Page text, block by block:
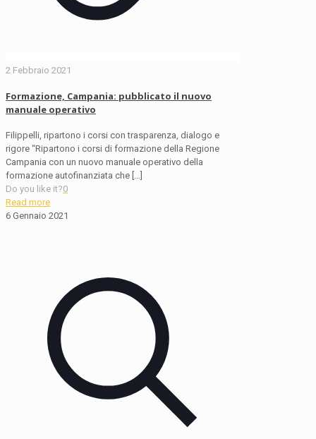
2 Febbraio 2021
Formazione, Campania: pubblicato il nuovo
manuale operativo
Filippelli, ripartono i corsi con trasparenza, dialogo e
rigore “Ripartono i corsi di formazione della Regione
Campania con un nuovo manuale operativo della
formazione autofinanziata che
Do you like it?0
Read more
6 Gennaio 2021